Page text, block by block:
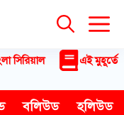
সিরিয়াল এই মুহূর্তে
বলিউড হলিউড